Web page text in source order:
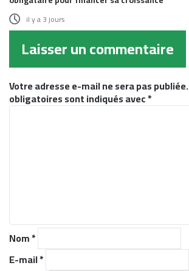
il y a 3 jours
Laisser un commentaire
Votre adresse e-mail ne sera pas publiée.
obligatoires sont indiqués avec*
C
r
e
*
Nom*
E-mail*